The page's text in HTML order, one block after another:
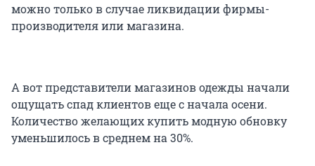
можно только в случае ликвидации фирмы-
производителя или магазина.
А вот представители магазинов одежды начали
ощущать спад клиентов еще с начала осени.
Количество желающих купить модную обновку
уменьшилось в среднем на 30%.